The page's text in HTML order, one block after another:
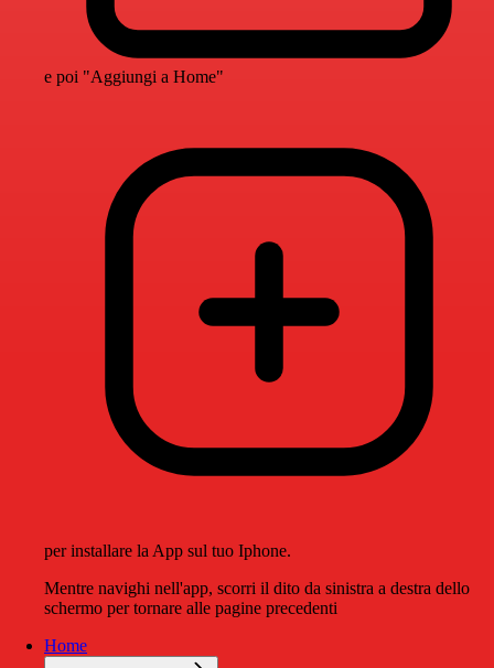
e poi "Aggiungi a Home"
per installare la App sul tuo Iphone.
Mentre navighi nell'app, scorri il dito da sinistra a destra dello
schermo per tornare alle pagine precedenti
Home